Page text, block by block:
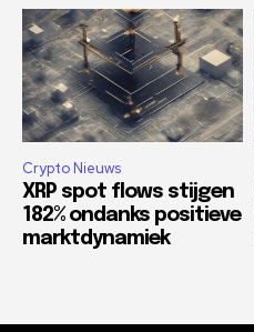
Crypto Nieuws
XRP spot flows stijgen
182% ondanks positieve
marktdynamiek